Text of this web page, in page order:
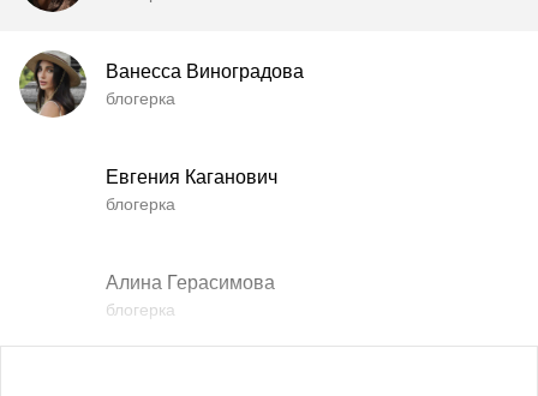
Ванесса Виноградова
блогерка
Евгения Каганович
блогерка
Алина Герасимова
блогерка